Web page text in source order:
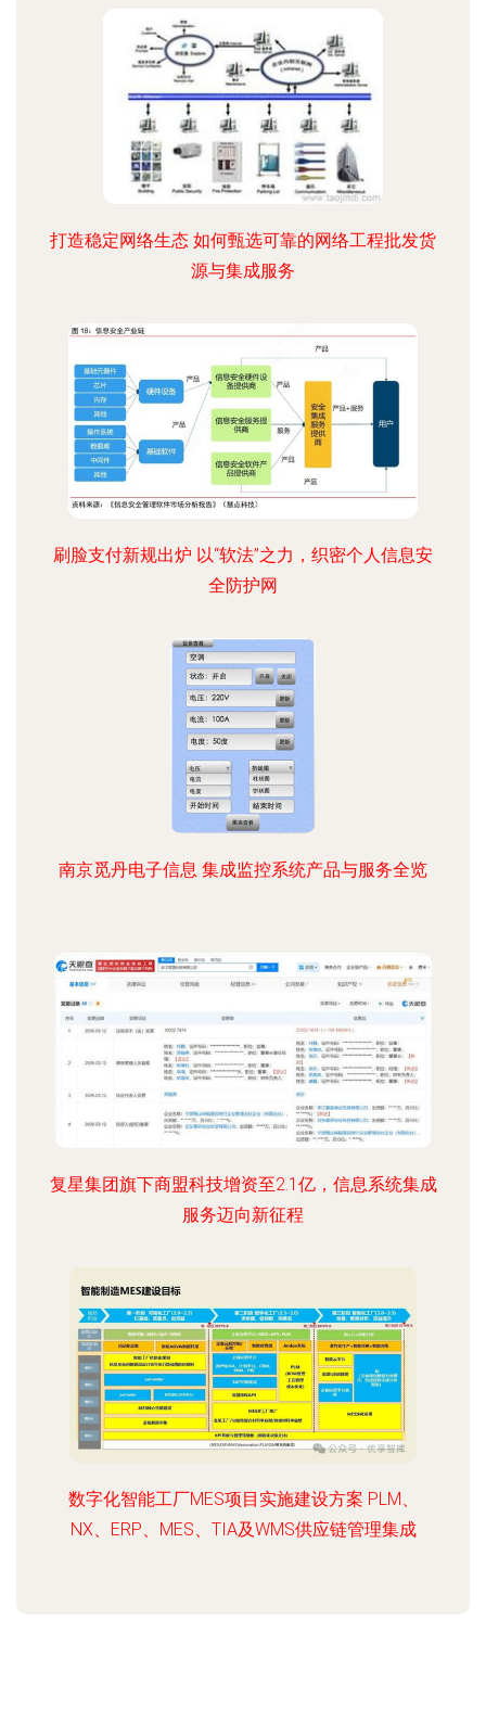
打造稳定网络生态 如何甄选可靠的网络工程批发货
源与集成服务
刷脸支付新规出炉 以“软法”之力，织密个人信息安
全防护网
南京觅丹电子信息 集成监控系统产品与服务全览
复星集团旗下商盟科技增资至2.1亿，信息系统集成
服务迈向新征程
数字化智能工厂MES项目实施建设方案 PLM、
NX、ERP、MES、TIA及WMS供应链管理集成